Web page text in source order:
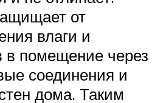
от
влаги и
в помещение через
соединения и
дома. Таким